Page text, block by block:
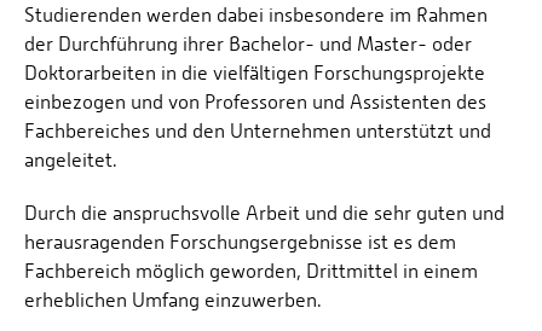
Studierenden werden dabei insbesondere im Rahmen
der Durchführung ihrer Bachelor- und Master- oder
Doktorarbeiten in die vielfältigen Forschungsprojekte
einbezogen und von Professoren und Assistenten des
Fachbereiches und den Unternehmen unterstützt und
angeleitet.
Durch die anspruchsvolle Arbeit und die sehr guten und
herausragenden Forschungsergebnisse ist es dem
Fachbereich möglich geworden, Drittmittel in einem
erheblichen Umfang einzuwerben.